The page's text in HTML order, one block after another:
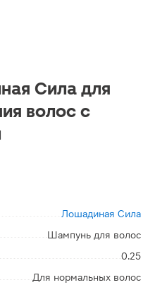
Сила для
волос с
Лошадиная Сила
Шампунь для волос
0.25
Для нормальных волос